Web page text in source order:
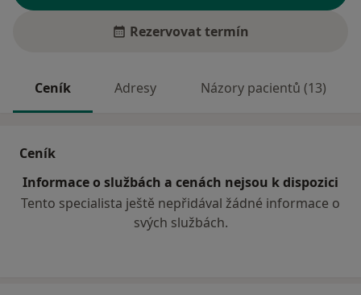
Rezervovat termín
Ceník Adresy Názory pacientů (13)
Ceník
Informace o službách a cenách nejsou k dispozici
Tento specialista ještě nepřidával žádné informace o
svých službách.